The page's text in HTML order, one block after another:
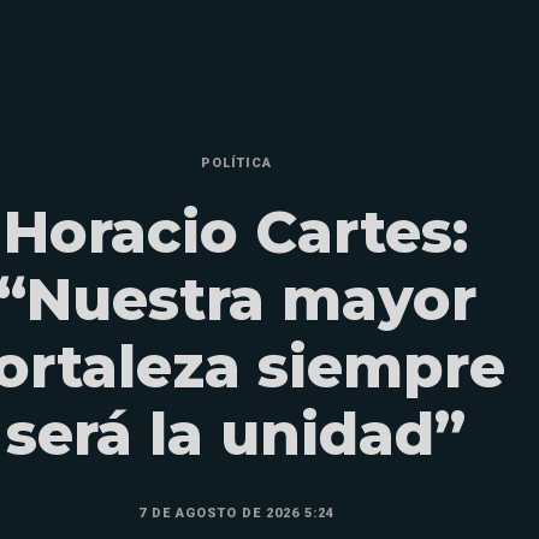
POLÍTICA
Horacio Cartes:
mayor
siempre
será la unidad”
7 DE AGOSTO DE 2026 5:24